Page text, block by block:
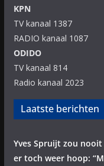
KPN
TV kanaal 1387
RADIO kanaal 1087
ODIDO
TV kanaal 814
Radio kanaal 2023
Laatste berichten
Yves Spruijt zou
er toch weer hoop: